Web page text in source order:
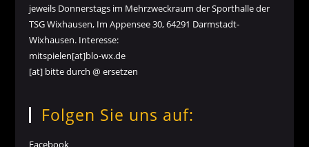
jeweils Donnerstags im Mehrzweckraum der Sporthalle der
TSG Wixhausen, Im Appensee 30, 64291 Darmstadt-
Wixhausen. Interesse:
mitspielen[at]blo-wx.de
[at] bitte durch @ ersetzen
Folgen Sie uns auf:
Facebook